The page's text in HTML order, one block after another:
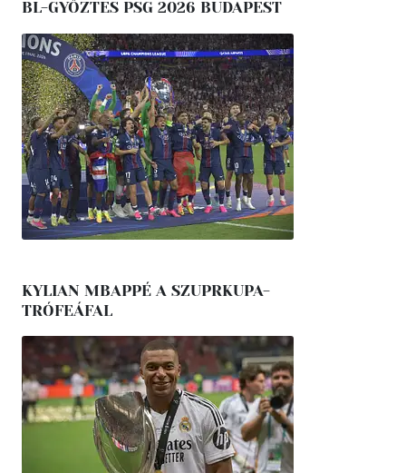
BL-GYŐZTES PSG 2026 BUDAPEST
KYLIAN MBAPPÉ A SZUPRKUPA-
TRÓFEÁFAL